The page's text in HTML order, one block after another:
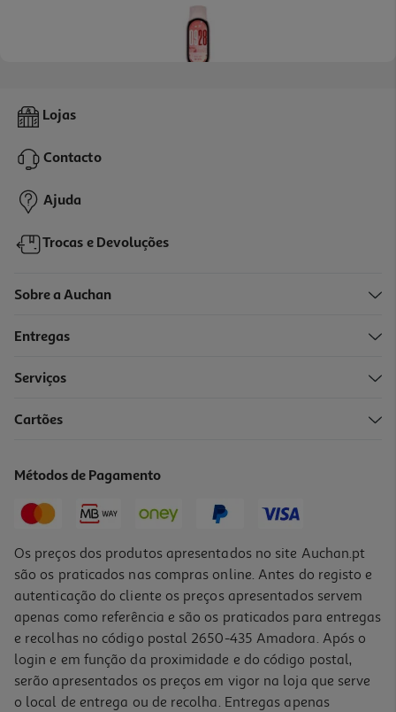
Smartband Xiaomi Smart Band 10 Pink
39,99 €
Lojas
Contacto
Ajuda
Trocas e Devoluções
Sobre a Auchan
Entregas
Serviços
Cartões
Métodos de Pagamento
Os preços dos produtos apresentados no site Auchan.pt
são os praticados nas compras online. Antes do registo e
autenticação do cliente os preços apresentados servem
apenas como referência e são os praticados para entregas
e recolhas no código postal 2650-435 Amadora. Após o
login e em função da proximidade e do código postal,
serão apresentados os preços em vigor na loja que serve
o local de entrega ou de recolha. Entregas apenas